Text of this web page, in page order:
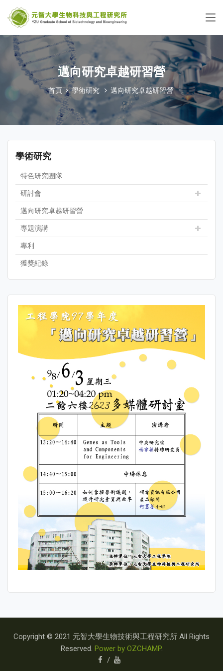
邁向研究卓越研習營
首頁 學術研究 邁向研究卓越研習營
學術研究
特色研究團隊
研討會
邁向研究卓越研習營
專題演講
專利
獲獎紀錄
Copyright © 2021 元智大學生物技術與工程研究所 All Rights
Reserved. Power by OZCHAMP.